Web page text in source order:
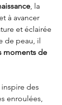
, la
à avancer
et éclairée
de peau, il
moments de
des
enroulées,